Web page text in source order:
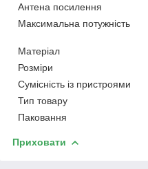
Антена посилення
Максимальна потужність
Матеріал
Розміри
Сумісність із пристроями
Тип товару
Паковання
Приховати